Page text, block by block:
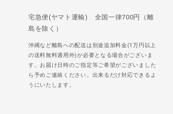
宅急便(ヤマト運輸) 全国一律700円（離
島を除く）
沖縄など離島への配送は別途追加料金(1万円以上
の送料無料適用外)が必要となる場合がございま
す。お届け日時のご指定等ご希望がございました
ら予めご連絡ください。出来るだけ対応できるよ
うにいたします。